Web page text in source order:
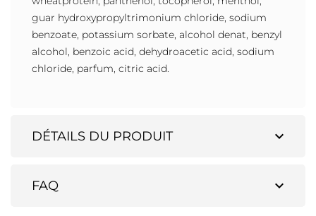
guar hydroxypropyltrimonium chloride, sodium
benzoate, potassium sorbate, alcohol denat, benzyl
alcohol, benzoic acid, dehydroacetic acid, sodium
chloride, parfum, citric acid.
expand_more
DÉTAILS DU PRODUIT
expand_more
FAQ